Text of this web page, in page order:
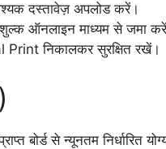
दस्तावेज़ अपलोड करें।
ऑनलाइन माध्यम से जमा
Print निकालकर सुरक्षित रखें।
बोर्ड से न्यूनतम